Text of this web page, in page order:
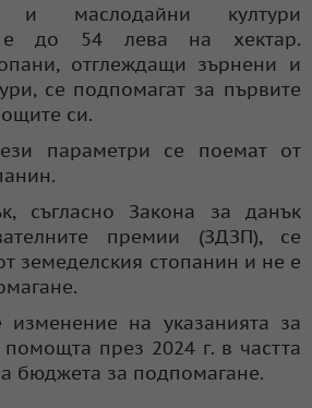
маслодайни култури
е до 54 лева на хектар.
отглеждащи зърнени и
се подпомагат за първите
си.
параметри се поемат от
съгласно Закона за данък
премии (ЗДЗП), се
земеделския стопанин и не е
на указанията за
през 2024 г. в частта
бюджета за подпомагане.